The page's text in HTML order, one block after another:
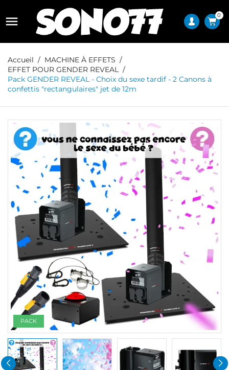
 0
Accueil
MACHINE À EFFETS
EFFET POUR GENDER REVEAL
Pack GENDER REVEAL - Choix du sexe tardif - 2 Canons à
confettis "rectangulaires" jet de 12m
PACK